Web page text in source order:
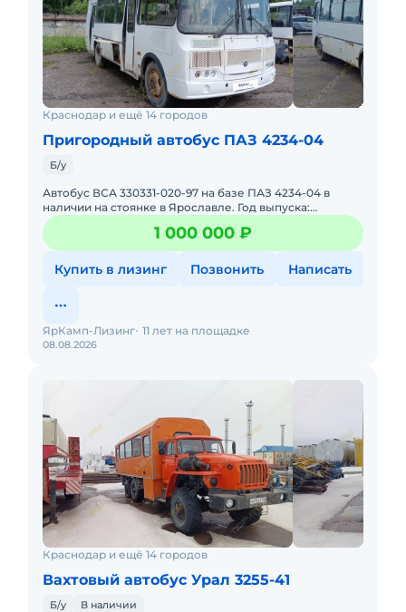
Краснодар и ещё 14 городов
Пригородный автобус ПАЗ 4234-04
Б/у
Автобус ВСА 330331-020-97 на базе ПАЗ 4234-04 в
наличии на стоянке в Ярославле. Год выпуска:
2020Пробег: 559 562 км.Двигатель: ЯМЗ-53423,
четырехтактный дизель1 000 000 ₽
Купить в лизинг Позвонить Написать
08.08.2026
ЯрКамп-Лизинг 11 лет на площадке
Краснодар и ещё 14 городов
Вахтовый автобус Урал 3255-41
Б/у В наличии